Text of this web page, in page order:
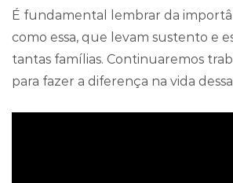
É fundamental lembrar da
como essa, que levam sustento e
tantas famílias. Continuaremos
para fazer a diferença na vida